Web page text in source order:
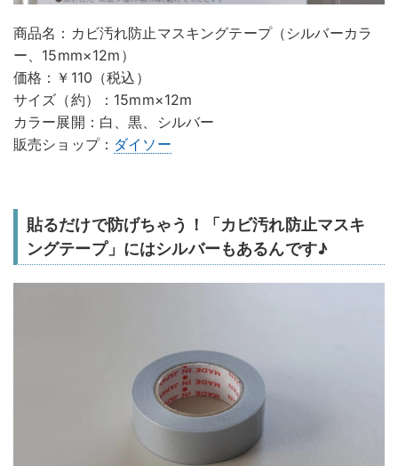
商品名：カビ汚れ防止マスキングテープ（シルバーカラ
ー、15mm×12m）
価格：￥110（税込）
サイズ（約）：15mm×12m
カラー展開：白、黒、シルバー
販売ショップ： ダイソー
貼るだけで防げちゃう！「カビ汚れ防止マスキ
ングテープ」にはシルバーもあるんです♪